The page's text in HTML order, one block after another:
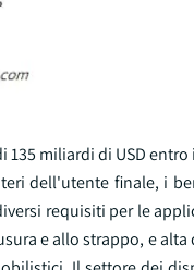
miliardi di USD entro
dell'utente finale, i
requisiti per le
e allo strappo, e alta